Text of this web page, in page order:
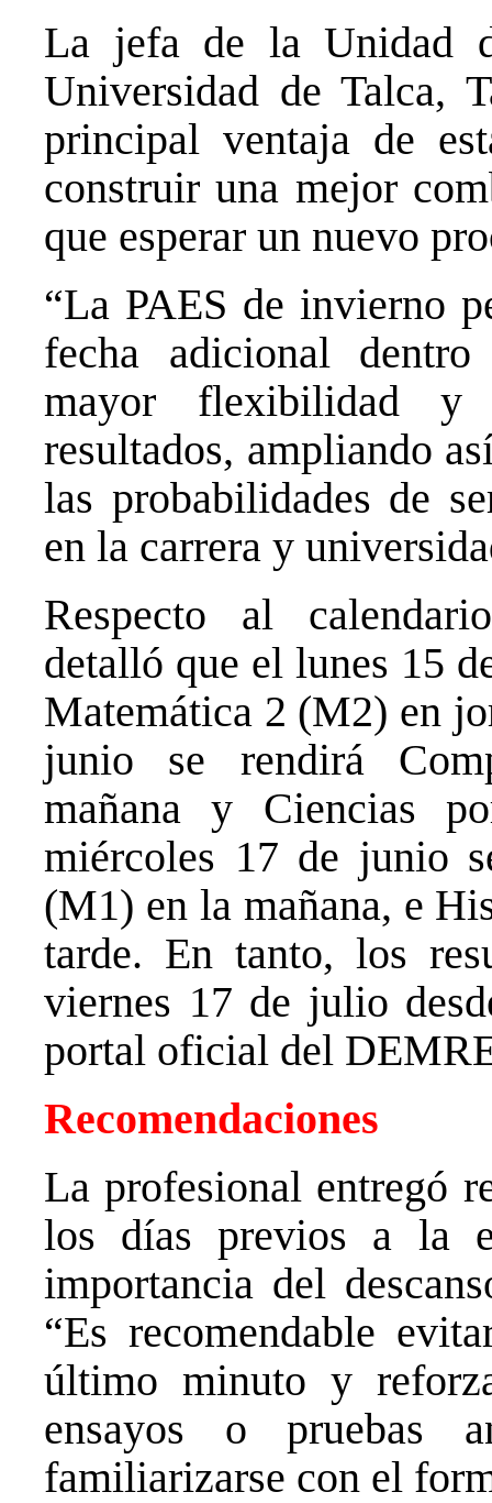
La jefa de la Unidad
Universidad de Talca,
principal ventaja de
construir una mejor
que esperar un nuevo
“La PAES de invierno
fecha adicional
mayor flexibilidad y
resultados, ampliando
las probabilidades de
en la carrera y
Respecto al
detalló que el lunes 15
Matemática 2 (M2) en
junio se rendirá
mañana y Ciencias
miércoles 17 de junio
(M1) en la mañana, e
tarde. En tanto, los
viernes 17 de julio
portal oficial del
Recomendaciones
La profesional entregó
los días previos a la
importancia del
“Es recomendable
último minuto y
ensayos o pruebas
familiarizarse con el